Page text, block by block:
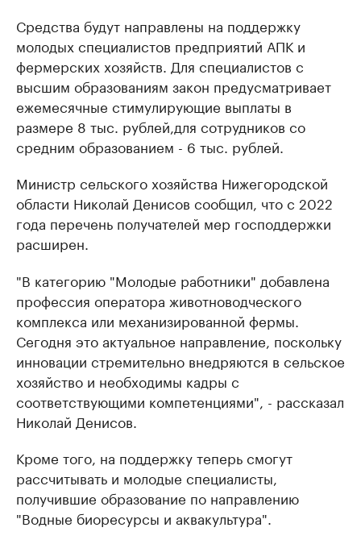
Средства будут направлены на поддержку
молодых специалистов предприятий АПК и
фермерских хозяйств. Для специалистов с
высшим образованиям закон предусматривает
ежемесячные стимулирующие выплаты в
размере 8 тыс. рублей,для сотрудников со
средним образованием - 6 тыс. рублей.
Министр сельского хозяйства Нижегородской
области Николай Денисов сообщил, что с 2022
года перечень получателей мер господдержки
расширен.
"В категорию "Молодые работники" добавлена
профессия оператора животноводческого
комплекса или механизированной фермы.
Сегодня это актуальное направление, поскольку
инновации стремительно внедряются в сельское
хозяйство и необходимы кадры с
соответствующими компетенциями", - рассказал
Николай Денисов.
Кроме того, на поддержку теперь смогут
рассчитывать и молодые специалисты,
получившие образование по направлению
"Водные биоресурсы и аквакультура".